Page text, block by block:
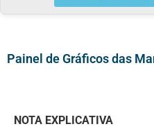
Painel de Gráficos das
NOTA EXPLICATIVA